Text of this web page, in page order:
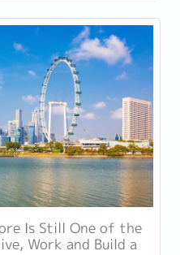
场，跻身全球最安全国家之
建立起稳定声誉的瑞士，夺
Is Still One of the
Work and Build a